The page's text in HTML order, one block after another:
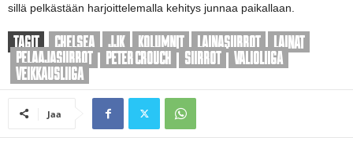
sillä pelkästään harjoittelemalla kehitys junnaa paikallaan.
TAGIT CHELSEA JJK KOLUMNIT LAINASIIRROT
LAINAT
PELAAJASIIRROT
PETER CROUCH SIIRROT
VALIOLIIGA
VEIKKAUSLIIGA
Jaa